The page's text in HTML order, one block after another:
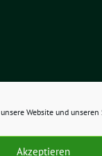
Website und
Akzeptieren